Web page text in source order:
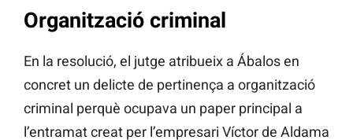
Organització criminal
En la resolució, el jutge atribueix a Ábalos en
concret un delicte de pertinença a organització
criminal perquè ocupava un paper principal a
l’entramat creat per l’empresari Víctor de Aldama